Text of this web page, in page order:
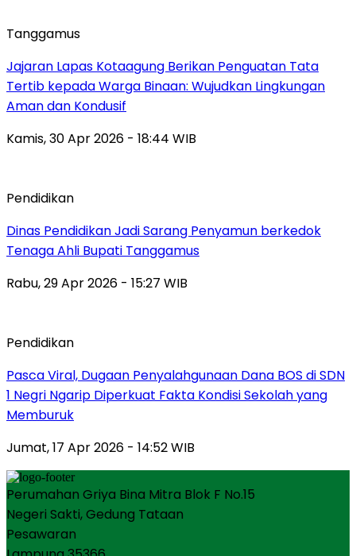
Tanggamus
Jajaran Lapas Kotaagung Berikan Penguatan Tata
Tertib kepada Warga Binaan: Wujudkan Lingkungan
Aman dan Kondusif
Kamis, 30 Apr 2026 - 18:44 WIB
Pendidikan
Dinas Pendidikan Jadi Sarang Penyamun berkedok
Tenaga Ahli Bupati Tanggamus
Rabu, 29 Apr 2026 - 15:27 WIB
Pendidikan
Pasca Viral, Dugaan Penyalahgunaan Dana BOS di SDN
1 Negri Ngarip Diperkuat Fakta Kondisi Sekolah yang
Memburuk
Jumat, 17 Apr 2026 - 14:52 WIB
Perumahan Griya Bina Mitra Blok F No.15
Negeri Sakti, Gedung Tataan
Pesawaran